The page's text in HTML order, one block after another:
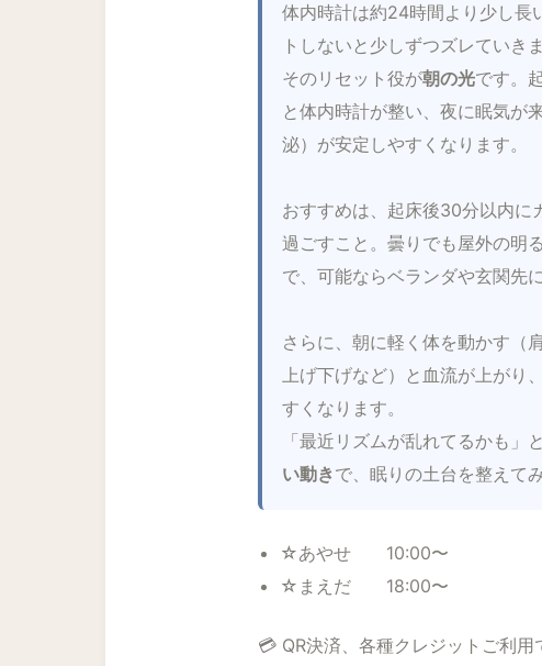
体内時計は約24時間より少し長
トしないと少しずつズレていきま
そのリセット役が朝の光です。
と体内時計が整い、夜に眠気が
泌）が安定しやすくなります。
おすすめは、起床後30分以内に
過ごすこと。曇りでも屋外の明
で、可能ならベランダや玄関先
さらに、朝に軽く体を動かす（
上げ下げなど）と血流が上がり
すくなります。
「最近リズムが乱れてるかも」
い動きで、眠りの土台を整えて
☆あやせ 10:00〜
☆まえだ 18:00〜
💳 QR決済、各種クレジットご利用